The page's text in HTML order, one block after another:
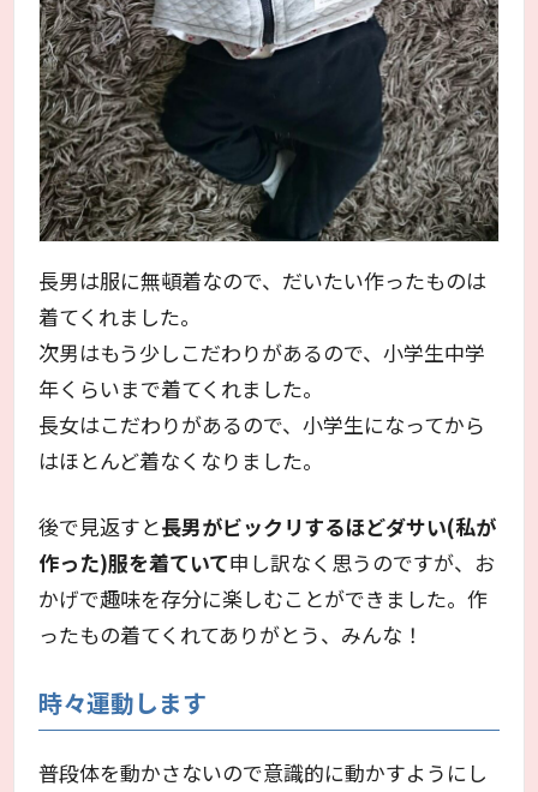
長男は服に無頓着なので、だいたい作ったものは
着てくれました。
次男はもう少しこだわりがあるので、小学生中学
年くらいまで着てくれました。
長女はこだわりがあるので、小学生になってから
はほとんど着なくなりました。
後で見返すと長男がビックリするほどダサい(私が
作った)服を着ていて申し訳なく思うのですが、お
かげで趣味を存分に楽しむことができました。作
ったもの着てくれてありがとう、みんな！
時々運動します
普段体を動かさないので意識的に動かすようにし